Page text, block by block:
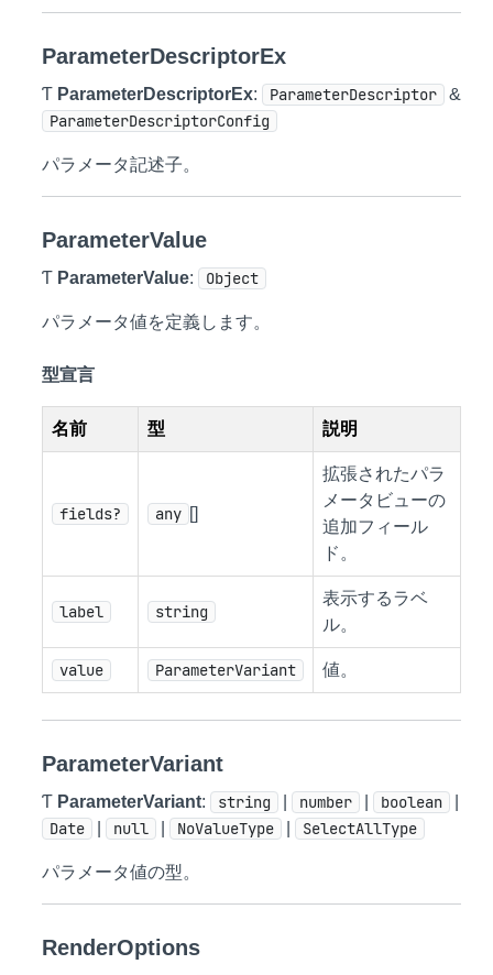
ParameterDescriptorEx
Ƭ ParameterDescriptorEx: ParameterDescriptor &
ParameterDescriptorConfig
パラメータ記述子。
ParameterValue
Ƭ ParameterValue: Object
パラメータ値を定義します。
型宣言
名前 型 説明
fields? any []
拡張されたパラ
メータビューの
追加フィール
ド。
label string
表示するラベ
ル。
value ParameterVariant 値。
ParameterVariant
Ƭ ParameterVariant: string number boolean
Date null NoValueType SelectAllType
パラメータ値の型。
RenderOptions